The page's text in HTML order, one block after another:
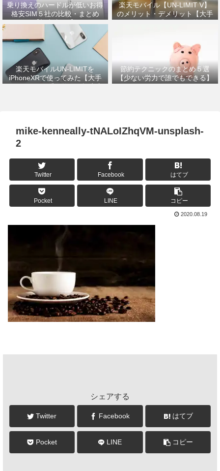
乗り換えのハードルが低いお得
格安SIM５社の比較・まとめ
【初心者OK】
楽天モバイル【UN-LIMIT V】
のメリット・デメリット【大手
楽天モバイルUN-LIMITを
iPhoneXRで使ってみた【大手
キャリアから乗り換えの設定方
節約テクニックのまとめ５選
【少ない労力で誰でもできる】
mike-kenneally-tNALoIZhqVM-unsplash-
2
Twitter Facebook はてブ
Pocket LINE コピー
2020.08.19
シェアする
Twitter Facebook はてブ
Pocket LINE コピー